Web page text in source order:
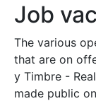
Show/Hide
Job
The various
that are on
y Timbre -
made public